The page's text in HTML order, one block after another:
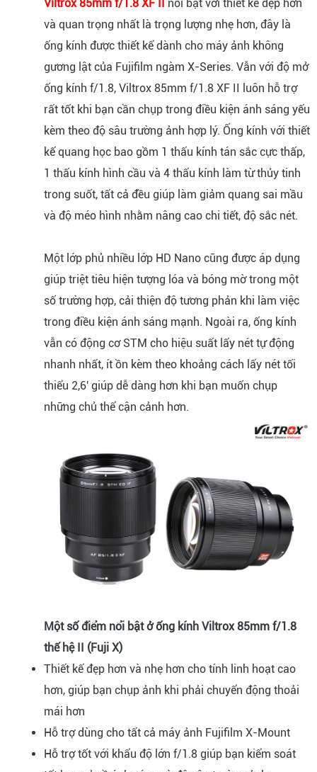
Viltrox 85mm f/1.8 XF II
nổi bật với thiết kế đẹp hơn
và quan trọng nhất là trọng lượng nhẹ hơn, đây là
ống kính được thiết kế dành cho máy ảnh không
gương lật của Fujifilm ngàm X-Series. Vẫn với độ mở
ống kính f/1.8, Viltrox 85mm f/1.8 XF II luôn hỗ trợ
rất tốt khi bạn cần chụp trong điều kiện ánh sáng yếu
kèm theo độ sâu trường ảnh hợp lý. Ống kính với thiết
kế quang học bao gồm 1 thấu kính tán sắc cực thấp,
1 thấu kính hình cầu và 4 thấu kính làm từ thủy tinh
trong suốt, tất cả đều giúp làm giảm quang sai mầu
và độ méo hình nhằm nâng cao chi tiết, độ sắc nét.
Một lớp phủ nhiều lớp HD Nano cũng được áp dụng
giúp triệt tiêu hiện tượng lóa và bóng mờ trong một
số trường hợp, cải thiện độ tương phản khi làm việc
trong điều kiện ánh sáng mạnh. Ngoài ra, ống kính
vẫn có động cơ STM cho hiệu suất lấy nét tự động
nhanh nhất, ít ồn kèm theo khoảng cách lấy nét tối
thiểu 2,6' giúp dễ dàng hơn khi bạn muốn chụp
những chủ thể cận cảnh hơn.
Một số điểm nổi bật ở ống kính Viltrox 85mm f/1.8
thế hệ II (Fuji X)
Thiết kế đẹp hơn và nhẹ hơn cho tính linh hoạt cao
hơn, giúp bạn chụp ảnh khi phải chuyển động thoải
mái hơn
Hỗ trợ dùng cho tất cả máy ảnh Fujifilm X-Mount
Hỗ trợ tốt với khẩu độ lớn f/1.8 giúp bạn kiểm soát